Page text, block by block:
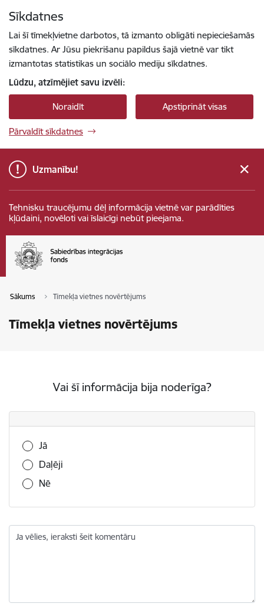
Sīkdatnes
Lai šī tīmekļvietne darbotos, tā izmanto obligāti nepieciešamās
sīkdatnes. Ar Jūsu piekrišanu papildus šajā vietnē var tikt
izmantotas statistikas un sociālo mediju sīkdatnes.
Lūdzu, atzīmējiet savu izvēli:
Noraidīt Apstiprināt visas
Pārvaldīt sīkdatnes
Uzmanību!
Tehnisku traucējumu dēļ informācija vietnē var parādīties
kļūdaini, novēloti vai īslaicīgi nebūt pieejama.
Sākums Tīmekļa vietnes novērtējums
Tīmekļa vietnes novērtējums
Vai šī informācija bija noderīga?
Vai šī informācija bija noderīga?
Jā
Daļēji
Nē
Ja vēlies, ieraksti šeit komentāru